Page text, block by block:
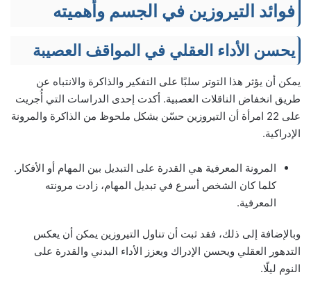
فوائد التيروزين في الجسم وأهميته
يحسن الأداء العقلي في المواقف العصيبة
يمكن أن يؤثر هذا التوتر سلبًا على التفكير والذاكرة والانتباه عن
طريق انخفاض الناقلات العصبية. أكدت إحدى الدراسات التي أُجريت
على 22 امرأة أن التيروزين حسّن بشكل ملحوظ من الذاكرة والمرونة
الإدراكية.
المرونة المعرفية هي القدرة على التبديل بين المهام أو الأفكار.
كلما كان الشخص أسرع في تبديل المهام، زادت مرونته
المعرفية.
وبالإضافة إلى ذلك، فقد ثبت أن تناول التيروزين يمكن أن يعكس
التدهور العقلي ويحسن الإدراك ويعزز الأداء البدني والقدرة على
النوم ليلًا.